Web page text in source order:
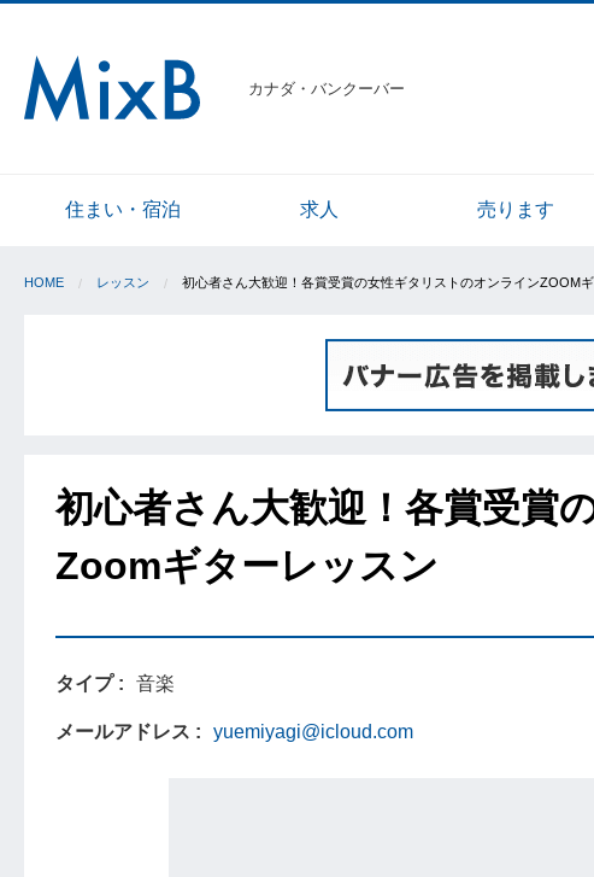
カナダ・バンクーバー
住まい・宿泊 求人 売ります
HOME レッスン 初心者さん大歓迎！各賞受賞の女性ギタリストのオンラインZOOM
初心者さん大歓迎！各賞受賞
Zoomギターレッスン
タイプ 音楽
メールアドレス yuemiyagi@icloud.com